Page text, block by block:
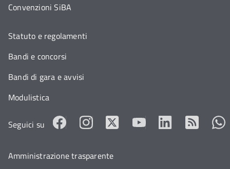
Convenzioni SiBA
Statuto e regolamenti
Bandi e concorsi
Bandi di gara e avvisi
Modulistica
Seguici su
Amministrazione trasparente